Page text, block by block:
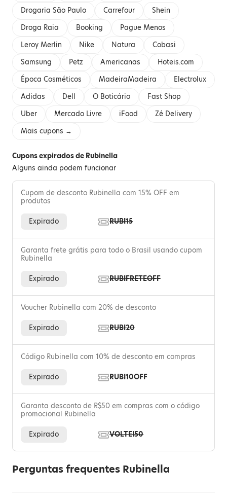
Drogaria São Paulo
Carrefour
Shein
Droga Raia
Booking
Pague Menos
Leroy Merlin
Nike Natura
Cobasi
Samsung
Petz Americanas
Hoteis.com
Época Cosméticos
MadeiraMadeira
Electrolux
Adidas
Dell O Boticário
Fast Shop
Uber
Mercado Livre iFood
Zé Delivery
Mais cupons →
Cupons expirados de Rubinella
Alguns ainda podem funcionar
Cupom de desconto Rubinella com 15% OFF em
produtos
Expirado RUBI15
Garanta frete grátis para todo o Brasil usando cupom
Rubinella
Expirado RUBIFRETEOFF
Voucher Rubinella com 20% de desconto
Expirado RUBI20
Código Rubinella com 10% de desconto em compras
Expirado RUBI10OFF
Garanta desconto de R$50 em compras com o código
promocional Rubinella
Expirado VOLTEI50
Perguntas frequentes Rubinella